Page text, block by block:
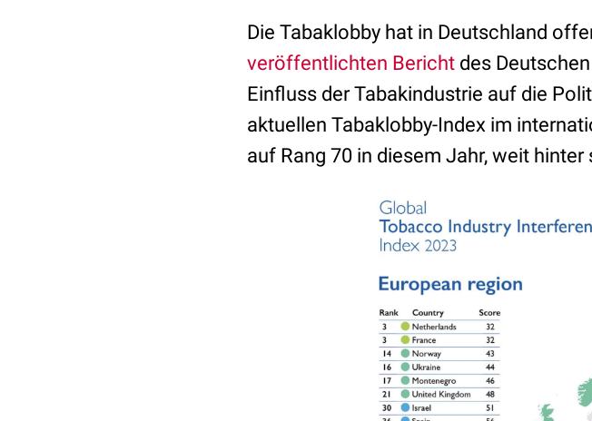
Die Tabaklobby hat in Deutschland
veröffentlichten Bericht des
Einfluss der Tabakindustrie auf die
aktuellen Tabaklobby-Index im
auf Rang 70 in diesem Jahr, weit